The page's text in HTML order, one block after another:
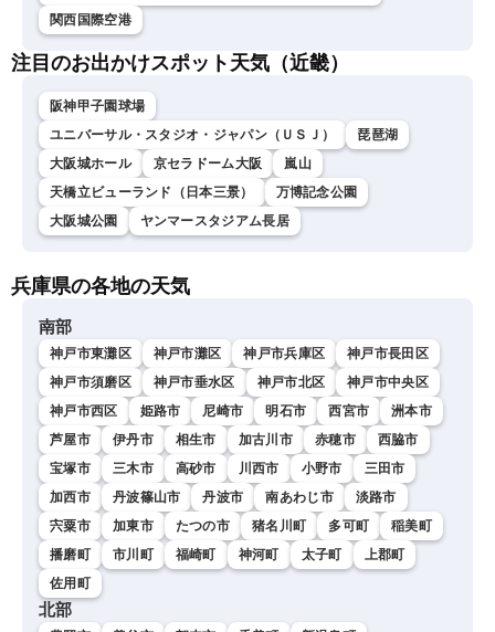
関西国際空港
注目のお出かけスポット天気（近畿）
阪神甲子園球場
ユニバーサル・スタジオ・ジャパン（ＵＳＪ）
琵琶湖
大阪城ホール
京セラドーム大阪
嵐山
天橋立ビューランド（日本三景）
万博記念公園
大阪城公園
ヤンマースタジアム長居
兵庫県の各地の天気
南部
神戸市東灘区 神戸市灘区 神戸市兵庫区
神戸市長田区
神戸市須磨区
神戸市垂水区 神戸市北区
神戸市中央区
神戸市西区
姫路市 尼崎市 明石市 西宮市
洲本市
芦屋市
伊丹市 相生市 加古川市 赤穂市
西脇市
宝塚市
三木市 高砂市 川西市 小野市
三田市
加西市
丹波篠山市 丹波市 南あわじ市
淡路市
宍粟市
加東市 たつの市 猪名川町 多可町
稲美町
播磨町
市川町 福崎町 神河町 太子町
上郡町
佐用町
北部